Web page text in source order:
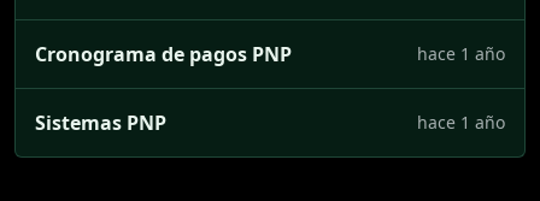
Cronograma de pagos PNP hace 1 año
Sistemas PNP hace 1 año